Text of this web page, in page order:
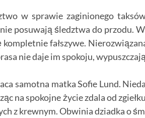
w sprawie zaginionego
posuwają śledztwa do przodu.
fałszywe.
nie daje im spokoju,
samotna matka Sofie Lund.
na spokojne życie zdala od
z krewnym. Obwinia dziadka o